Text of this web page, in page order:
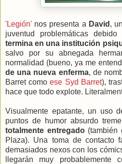
'Legión' nos presenta a David ,
juventud problemáticas
termina en una institución
salvo por su abnegada
normalidad (bueno, ya me
de una nueva enferma, de
Barret comoese Syd Barret),
hace que todo explote.
Visualmente epatante, un uso
puntos de humor absurdo
totalmente entregado(también
Plaza). Una toma de contacto
demasiados nexos con los
llegarán muy